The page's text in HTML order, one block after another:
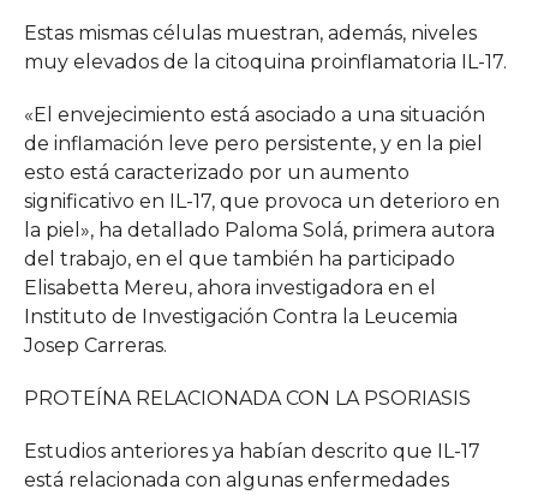
Estas mismas células muestran, además, niveles
muy elevados de la citoquina proinflamatoria IL-17.
«El envejecimiento está asociado a una situación
de inflamación leve pero persistente, y en la piel
esto está caracterizado por un aumento
significativo en IL-17, que provoca un deterioro en
la piel», ha detallado Paloma Solá, primera autora
del trabajo, en el que también ha participado
Elisabetta Mereu, ahora investigadora en el
Instituto de Investigación Contra la Leucemia
Josep Carreras.
PROTEÍNA RELACIONADA CON LA PSORIASIS
Estudios anteriores ya habían descrito que IL-17
está relacionada con algunas enfermedades